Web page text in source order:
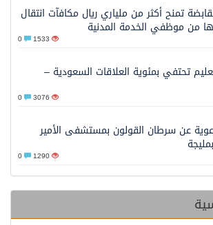
تمنح أكثر من ملياري ريال مكافآت انتقال
من موظفي الخدمة المدنية
1533
تحتفي بمئوية العلاقات السعودية –
3076
عن سرطان القولون بمستشفى الأمير
1290